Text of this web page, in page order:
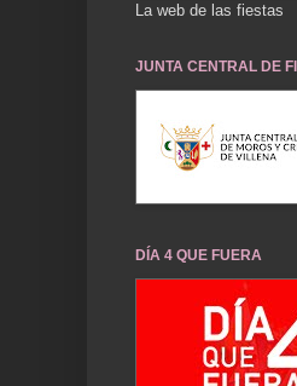
...
La web de las fiestas
JUNTA CENTRAL DE
DÍA 4 QUE FUERA